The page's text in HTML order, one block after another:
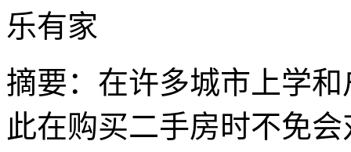
乐有家
摘要： 在许多城市上学
此在购买二手房时不免